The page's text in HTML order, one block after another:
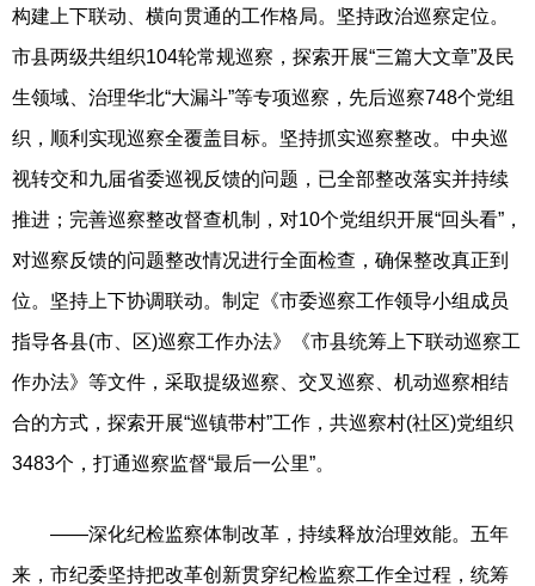
构建上下联动、横向贯通的工作格局。坚持政治巡察定位。
市县两级共组织104轮常规巡察，探索开展“三篇大文章”及民
生领域、治理华北“大漏斗”等专项巡察，先后巡察748个党组
织，顺利实现巡察全覆盖目标。坚持抓实巡察整改。中央巡
视转交和九届省委巡视反馈的问题，已全部整改落实并持续
推进；完善巡察整改督查机制，对10个党组织开展“回头看”，
对巡察反馈的问题整改情况进行全面检查，确保整改真正到
位。坚持上下协调联动。制定《市委巡察工作领导小组成员
指导各县(市、区)巡察工作办法》《市县统筹上下联动巡察工
作办法》等文件，采取提级巡察、交叉巡察、机动巡察相结
合的方式，探索开展“巡镇带村”工作，共巡察村(社区)党组织
3483个，打通巡察监督“最后一公里”。
——深化纪检监察体制改革，持续释放治理效能。五年
来，市纪委坚持把改革创新贯穿纪检监察工作全过程，统筹